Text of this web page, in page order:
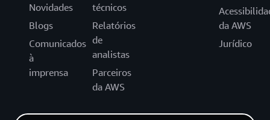
Novidades
Blogs
Comunicados
à
imprensa
técnicos
Relatórios
de
analistas
Parceiros
da AWS
da AWS
Jurídico